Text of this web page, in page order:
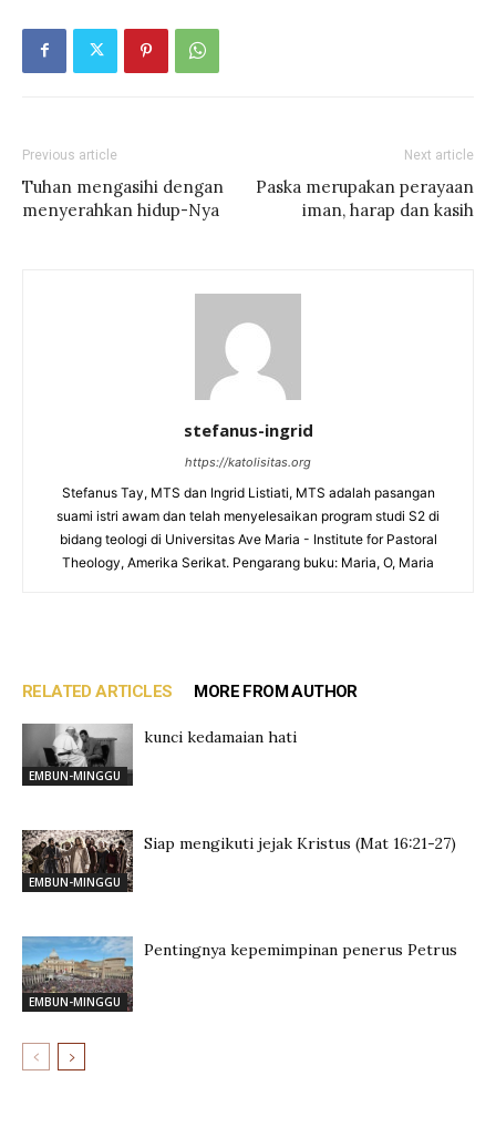
Previous article
Tuhan mengasihi dengan
menyerahkan hidup-Nya
Next article
Paska merupakan perayaan
iman, harap dan kasih
stefanus-ingrid
https://katolisitas.org
Stefanus Tay, MTS dan Ingrid Listiati, MTS adalah pasangan
suami istri awam dan telah menyelesaikan program studi S2 di
bidang teologi di Universitas Ave Maria - Institute for Pastoral
Theology, Amerika Serikat. Pengarang buku: Maria, O, Maria
RELATED ARTICLES MORE FROM AUTHOR
EMBUN-MINGGU
kunci kedamaian hati
EMBUN-MINGGU
Siap mengikuti jejak Kristus (Mat 16:21-27)
EMBUN-MINGGU
Pentingnya kepemimpinan penerus Petrus